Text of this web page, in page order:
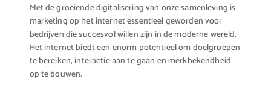
Met de groeiende digitalisering van onze samenleving is
marketing op het internet essentieel geworden voor
bedrijven die succesvol willen zijn in de moderne wereld.
Het internet biedt een enorm potentieel om doelgroepen
te bereiken, interactie aan te gaan en merkbekendheid
op te bouwen.